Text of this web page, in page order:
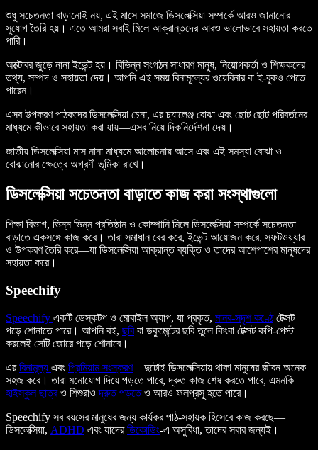
শুধু সচেতনতা বাড়ানোই নয়, এই মাসে সমাজে ডিসলেক্সিয়া সম্পর্কে আরও জানানোর
সুযোগ তৈরি হয়। এতে আমরা সবাই মিলে আক্রান্তদের আরও ভালোভাবে সহায়তা করতে
পারি।
অক্টোবর জুড়ে নানা ইভেন্ট হয়। বিভিন্ন সংগঠন সাধারণ মানুষ, নিয়োগকর্তা ও শিক্ষকদের
তথ্য, সম্পদ ও সহায়তা দেয়। আপনি এই সময় বিনামূল্যের ওয়েবিনার বা ই-বুকও পেতে
পারেন।
এসব উপকরণ পাঠকদের ডিসলেক্সিয়া চেনা, এর চ্যালেঞ্জ বোঝা এবং ছোট ছোট পরিবর্তনের
মাধ্যমে কীভাবে সহায়তা করা যায়—এসব নিয়ে দিকনির্দেশনা দেয়।
জাতীয় ডিসলেক্সিয়া মাস নানা মাধ্যমে আলোচনায় আসে এবং এই সমস্যা বোঝা ও
বোঝানোর ক্ষেত্রে অগ্রণী ভূমিকা রাখে।
ডিসলেক্সিয়া সচেতনতা বাড়াতে কাজ করা সংস্থাগুলো
শিক্ষা বিভাগ, ভিন্ন ভিন্ন প্রতিষ্ঠান ও কোম্পানি মিলে ডিসলেক্সিয়া সম্পর্কে সচেতনতা
বাড়াতে একসঙ্গে কাজ করে। তারা সমাধান বের করে, ইভেন্ট আয়োজন করে, সফটওয়্যার
ও উপকরণ তৈরি করে—যা ডিসলেক্সিয়া আক্রান্ত ব্যক্তি ও তাদের আশেপাশের মানুষদের
সহায়তা করে।
Speechify
Speechify একটি ডেস্কটপ ও মোবাইল অ্যাপ, যা প্রকৃত, মানব-সদৃশ কণ্ঠেটেক্সট
পড়ে শোনাতে পারে। আপনি বই, ছবিবা ডকুমেন্টের ছবি তুলে কিংবা টেক্সট কপি-পেস্ট
করলেই সেটি জোরে পড়ে শোনাবে।
এরবিনামূল্য এবং প্রিমিয়াম সংস্করণ—দুটোই ডিসলেক্সিয়ায় থাকা মানুষের জীবন অনেক
সহজ করে। তারা মনোযোগ দিয়ে পড়তে পারে, দ্রুত কাজ শেষ করতে পারে, এমনকি
হাইস্কুল ছাত্রও শিশুরাওদ্রুত পড়তেও আরও ফলপ্রসূ হতে পারে।
Speechify সব বয়সের মানুষের জন্য কার্যকর পাঠ-সহায়ক হিসেবে কাজ করছে—
ডিসলেক্সিয়া, ADHD এবং যাদেরডিকোডিং-এ অসুবিধা, তাদের সবার জন্যই।